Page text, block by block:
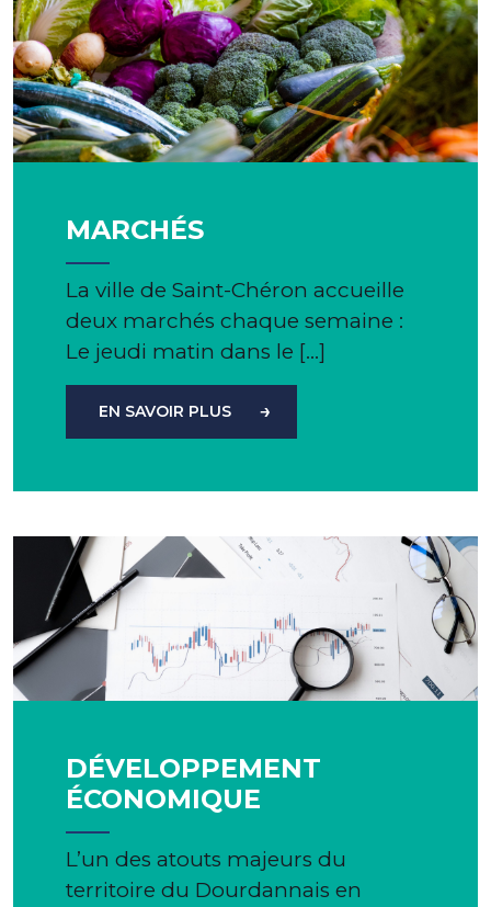
MARCHÉS
La ville de Saint-Chéron accueille
deux marchés chaque semaine :
Le jeudi matin dans le […]
EN SAVOIR PLUS
DÉVELOPPEMENT
ÉCONOMIQUE
L’un des atouts majeurs du
territoire du Dourdannais en